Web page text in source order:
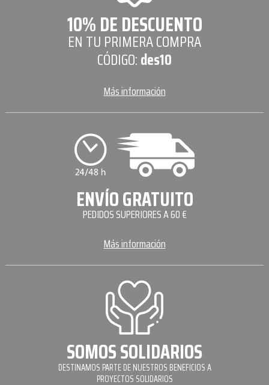
10% DE DESCUENTO
EN TU PRIMERA COMPRA
CÓDIGO:des10
Más información
ENVÍO GRATUITO
PEDIDOS SUPERIORES A 60 €
Más información
SOMOS SOLIDARIOS
DESTINAMOS PARTE DE NUESTROS BENEFICIOS A
PROYECTOS SOLIDARIOS